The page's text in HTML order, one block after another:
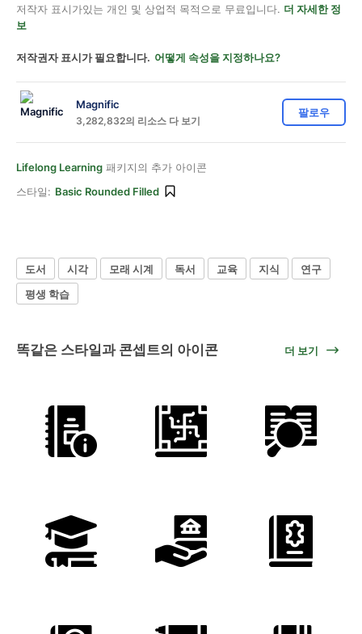
저작자 표시가있는 개인 및 상업적 목적으로 무료입니다. 더 자세한 정
보
저작권자 표시가 필요합니다. 어떻게 속성을 지정하나요?
Magnific
3,282,832의 리소스 다 보기
팔로우
Lifelong Learning 패키지의 추가 아이콘
스타일: Basic Rounded Filled
도서 시각 모래 시계 독서 교육 지식
연구
평생 학습
똑같은 스타일과 콘셉트의 아이콘 더 보기